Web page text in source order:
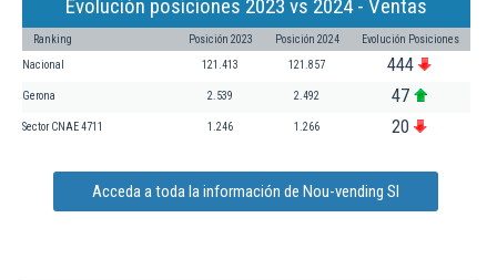
Evolución posiciones 2023 vs 2024 - Ventas
Ranking Posición 2023 Posición 2024 Evolución Posiciones
Nacional 121.413 121.857 444
Gerona 2.539 2.492 47
Sector CNAE 4711 1.246 1.266 20
Acceda a toda la información de Nou-vending Sl